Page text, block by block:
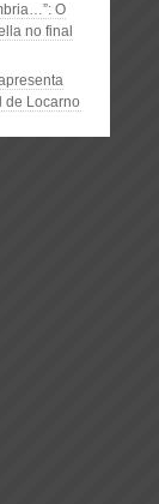
O
no final
de Locarno